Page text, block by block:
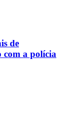
de
com a polícia